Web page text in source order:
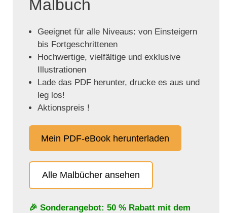
Malbuch
Geeignet für alle Niveaus: von Einsteigern
bis Fortgeschrittenen
Hochwertige, vielfältige und exklusive
Illustrationen
Lade das PDF herunter, drucke es aus und
leg los!
Aktionspreis !
Mein PDF-eBook herunterladen
Alle Malbücher ansehen
🎉 Sonderangebot: 50 % Rabatt mit dem